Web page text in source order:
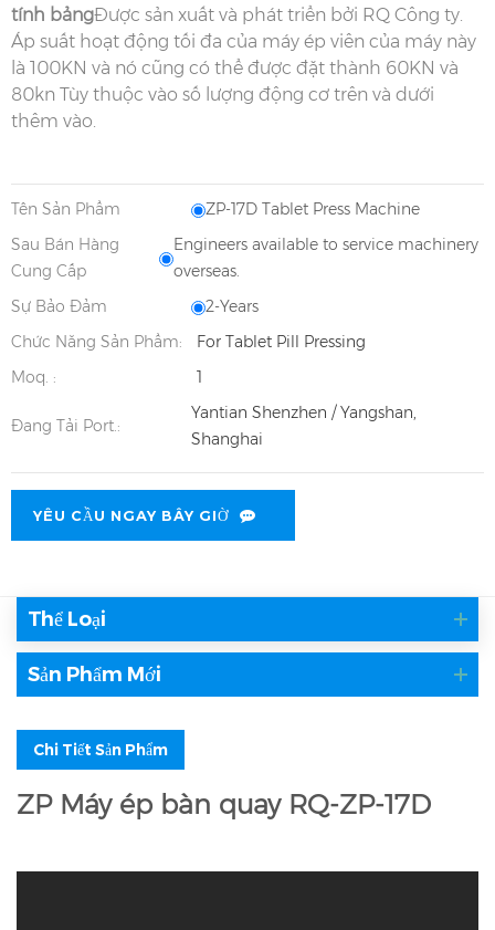
tính bảngĐược sản xuất và phát triển bởi RQ Công ty.
Áp suất hoạt động tối đa của máy ép viên của máy này
là 100KN và nó cũng có thể được đặt thành 60KN và
80kn Tùy thuộc vào số lượng động cơ trên và dưới
thêm vào.
Tên Sản Phẩm
ZP-17D Tablet Press Machine
Sau Bán Hàng
Cung Cấp
Engineers available to service machinery
overseas.
Sự Bảo Đảm
2-Years
Chức Năng Sản Phẩm:
For Tablet Pill Pressing
Moq. :
1
Đang Tải Port.:
Yantian Shenzhen / Yangshan,
Shanghai
YÊU CẦU NGAY BÂY GIỜ
Thể Loại
Sản Phẩm Mới
Chi Tiết Sản Phẩm
ZP Máy ép bàn quay RQ-ZP-17D